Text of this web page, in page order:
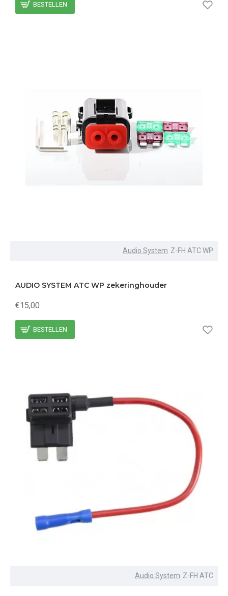
BESTELLEN
Audio System Z-FH ATC WP
AUDIO SYSTEM ATC WP zekeringhouder
€15,00
BESTELLEN
Audio System Z-FH ATC